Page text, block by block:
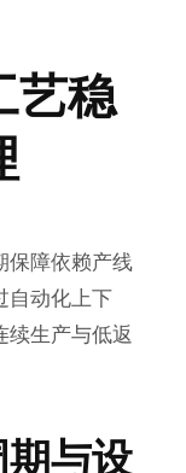
艺稳
保障依赖产线
自动化上下
续生产与低返
与设